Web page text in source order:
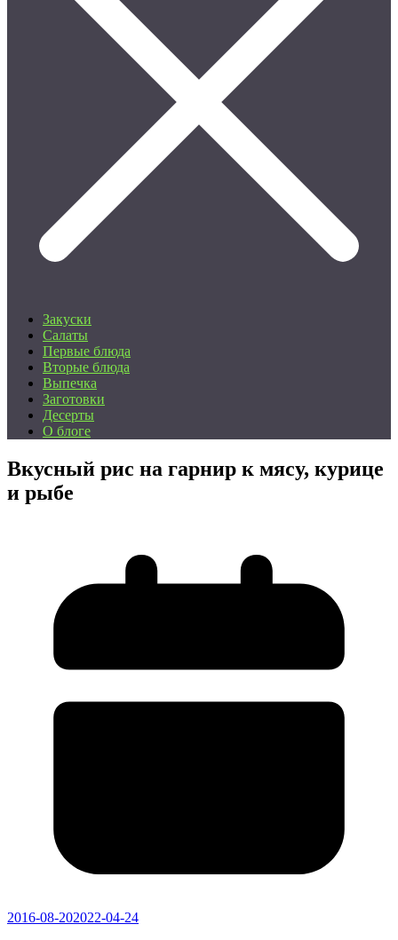
Закуски
Салаты
Первые блюда
Вторые блюда
Выпечка
Заготовки
Десерты
О блоге
Вкусный рис на гарнир к мясу, курице
и рыбе
2016-08-202022-04-24